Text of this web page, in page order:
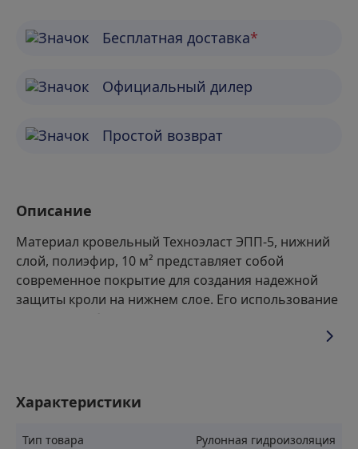
Бесплатная доставка*
Официальный дилер
Простой возврат
Описание
Материал кровельный Техноэласт ЭПП-5, нижний
слой, полиэфир, 10 м² представляет собой
современное покрытие для создания надежной
защиты кроли на нижнем слое. Его использование
позволяет обеспечить качественную защиту от
Обустройство плоских крыш жилых домов
Характеристики
Тип товара Рулонная гидроизоляция